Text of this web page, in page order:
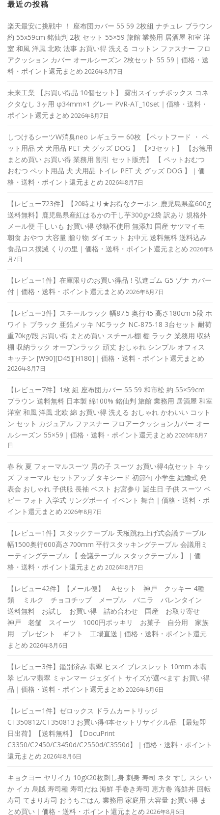
最近の投稿
楽天最安に挑戦中 ！ 座布団カバー 55 59 2枚組 ナチュレ ブラウン
約 55x59cm 銘仙判 2枚 セット 55×59 旅館 業務用 居酒屋 和室 洋
室 和風 洋風 北欧 法事 お買い得 洗える コットン ファスナー フロ
アクッション カバー オールシーズン 2枚セット 55 59｜価格・送
料・ポイント還元まとめ 2026年8月7日
未来工業 【お買い得品 10個セット】 露出スイッチボックス コネ
クタなし 3ヶ用 φ34mm×1 グレー PVR-AT_10set｜価格・送料・
ポイント還元まとめ 2026年8月7日
しつけるシーツW消臭neo レギュラー 60枚 【ペットフード ・ ペ
ット用品 犬 犬用品 PET 犬 グッズ DOG 】 【×3セット】 【お徳用
まとめ買い お買い得 業務用 割引 セット販売】 【 ペットおむつ
おむつ ペット用品 犬 犬用品 トイレ PET 犬 グッズ DOG 】｜価
格・送料・ポイント還元まとめ 2026年8月7日
【レビュー723件】【20時より★お得なクーポン_鹿児島県産600g
送料無料】鹿児島県産紅はるかの干し芋300g×2袋 訳あり 規格外
メール便 干しいも お買い得 砂糖不使用 無添加 国産 サツマイモ
朝食 おやつ 大容量 贈り物 ダイエット お中元 送料無料 送料込み
食品ロス撲滅 くりの里｜価格・送料・ポイント還元まとめ 2026年8
月7日
【レビュー1件】在庫限りのお買い得品！弘進ゴム G5 ゾナ カバー
付｜価格・送料・ポイント還元まとめ 2026年8月7日
【レビュー3件】スチールラック 幅87.5 奥行45 高さ180cm 5段 ホ
ワイト ブラック 亜鉛メッキ NCラック NC-875-18 3台セット 耐荷
重70kg/段 お買い得 まとめ買い スチール棚 棚 ラック 業務用 収納
棚 収納ラック オープンラック 頑丈 おしゃれ シンプル オフィス
キッチン [W90][D45][H180]｜価格・送料・ポイント還元まとめ
2026年8月7日
【レビュー7件】1枚 組 座布団カバー 55 59 和市松 約 55×59cm
ブラウン 送料無料 日本製 綿100% 銘仙判 旅館 業務用 居酒屋 和室
洋室 和風 洋風 北欧 綿 お買い得 洗える おしゃれ かわいい コット
ン セット カジュアル ファスナー フロアークッションカバー オー
ルシーズン 55×59｜価格・送料・ポイント還元まとめ 2026年8月7
日
春 秋 夏 フォーマルスーツ 男の子 スーツ お買い得4点セット キッ
ズ フォーマル セットアップ タキシード 初節句 小学生 結婚式 発
表会 おしゃれ 子供服 長袖 ベスト お宮参り 誕生日 子供 スーツ ベ
ビー フォト 入学式 リングボーイ イベント 舞台｜価格・送料・ポ
イント還元まとめ 2026年8月7日
【レビュー1件】スタックテーブル 天板跳ね上げ式会議テーブル
幅1500奥行600高さ700mm 平行スタッキングテーブル 会議用ミ
ーティングテーブル 【 会議テーブル スタックテーブル 】｜価
格・送料・ポイント還元まとめ 2026年8月7日
【レビュー42件】【メール便】 Aセット 神戸 クッキー 4種
類 ミルク チョコチップ メープル バニラ バレンタイン
送料無料 お試し お買い得 詰め合わせ 国産 お取り寄せ
神戸 老舗 スイーツ 1000円ポッキリ お菓子 自分用 家族
用 プレゼント ギフト 工場直送｜価格・送料・ポイント還元
まとめ 2026年8月6日
【レビュー3件】鑑別済み 翡翠 ヒスイ ブレスレット 10mm 本翡
翠 ビルマ翡翠 ミャンマー ジェダイト サイズが選べます お買い得
品｜価格・送料・ポイント還元まとめ 2026年8月6日
【レビュー1件】ゼロックス ドラムカートリッジ
CT350812/CT350813 お買い得4本セットリサイクル品 【最短即
日出荷】【送料無料】【DocuPrint
C3350/C2450/C3450d/C2550d/C3550d】｜価格・送料・ポイント
還元まとめ 2026年8月6日
キョクヨー ヤリイカ 10gX20枚刺し身 刺身 寿司 ネタ すし スシ い
か イカ 烏賊 寿司種 寿司だね 海鮮 手巻き寿司 恵方巻 海鮮丼 回転
寿司 てまり寿司 おうちごはん 業務用 家庭用 大容量 お買い得 ま
とめ買い｜価格・送料・ポイント還元まとめ 2026年8月6日